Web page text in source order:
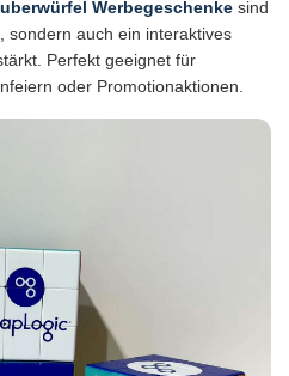
Werbegeschenke sind
sondern auch ein interaktives
Perfekt geeignet für
oder Promotionaktionen.